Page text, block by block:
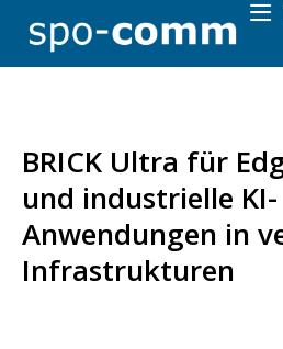
BRICK Ultra für
und industrielle KI-
Anwendungen in
Infrastrukturen